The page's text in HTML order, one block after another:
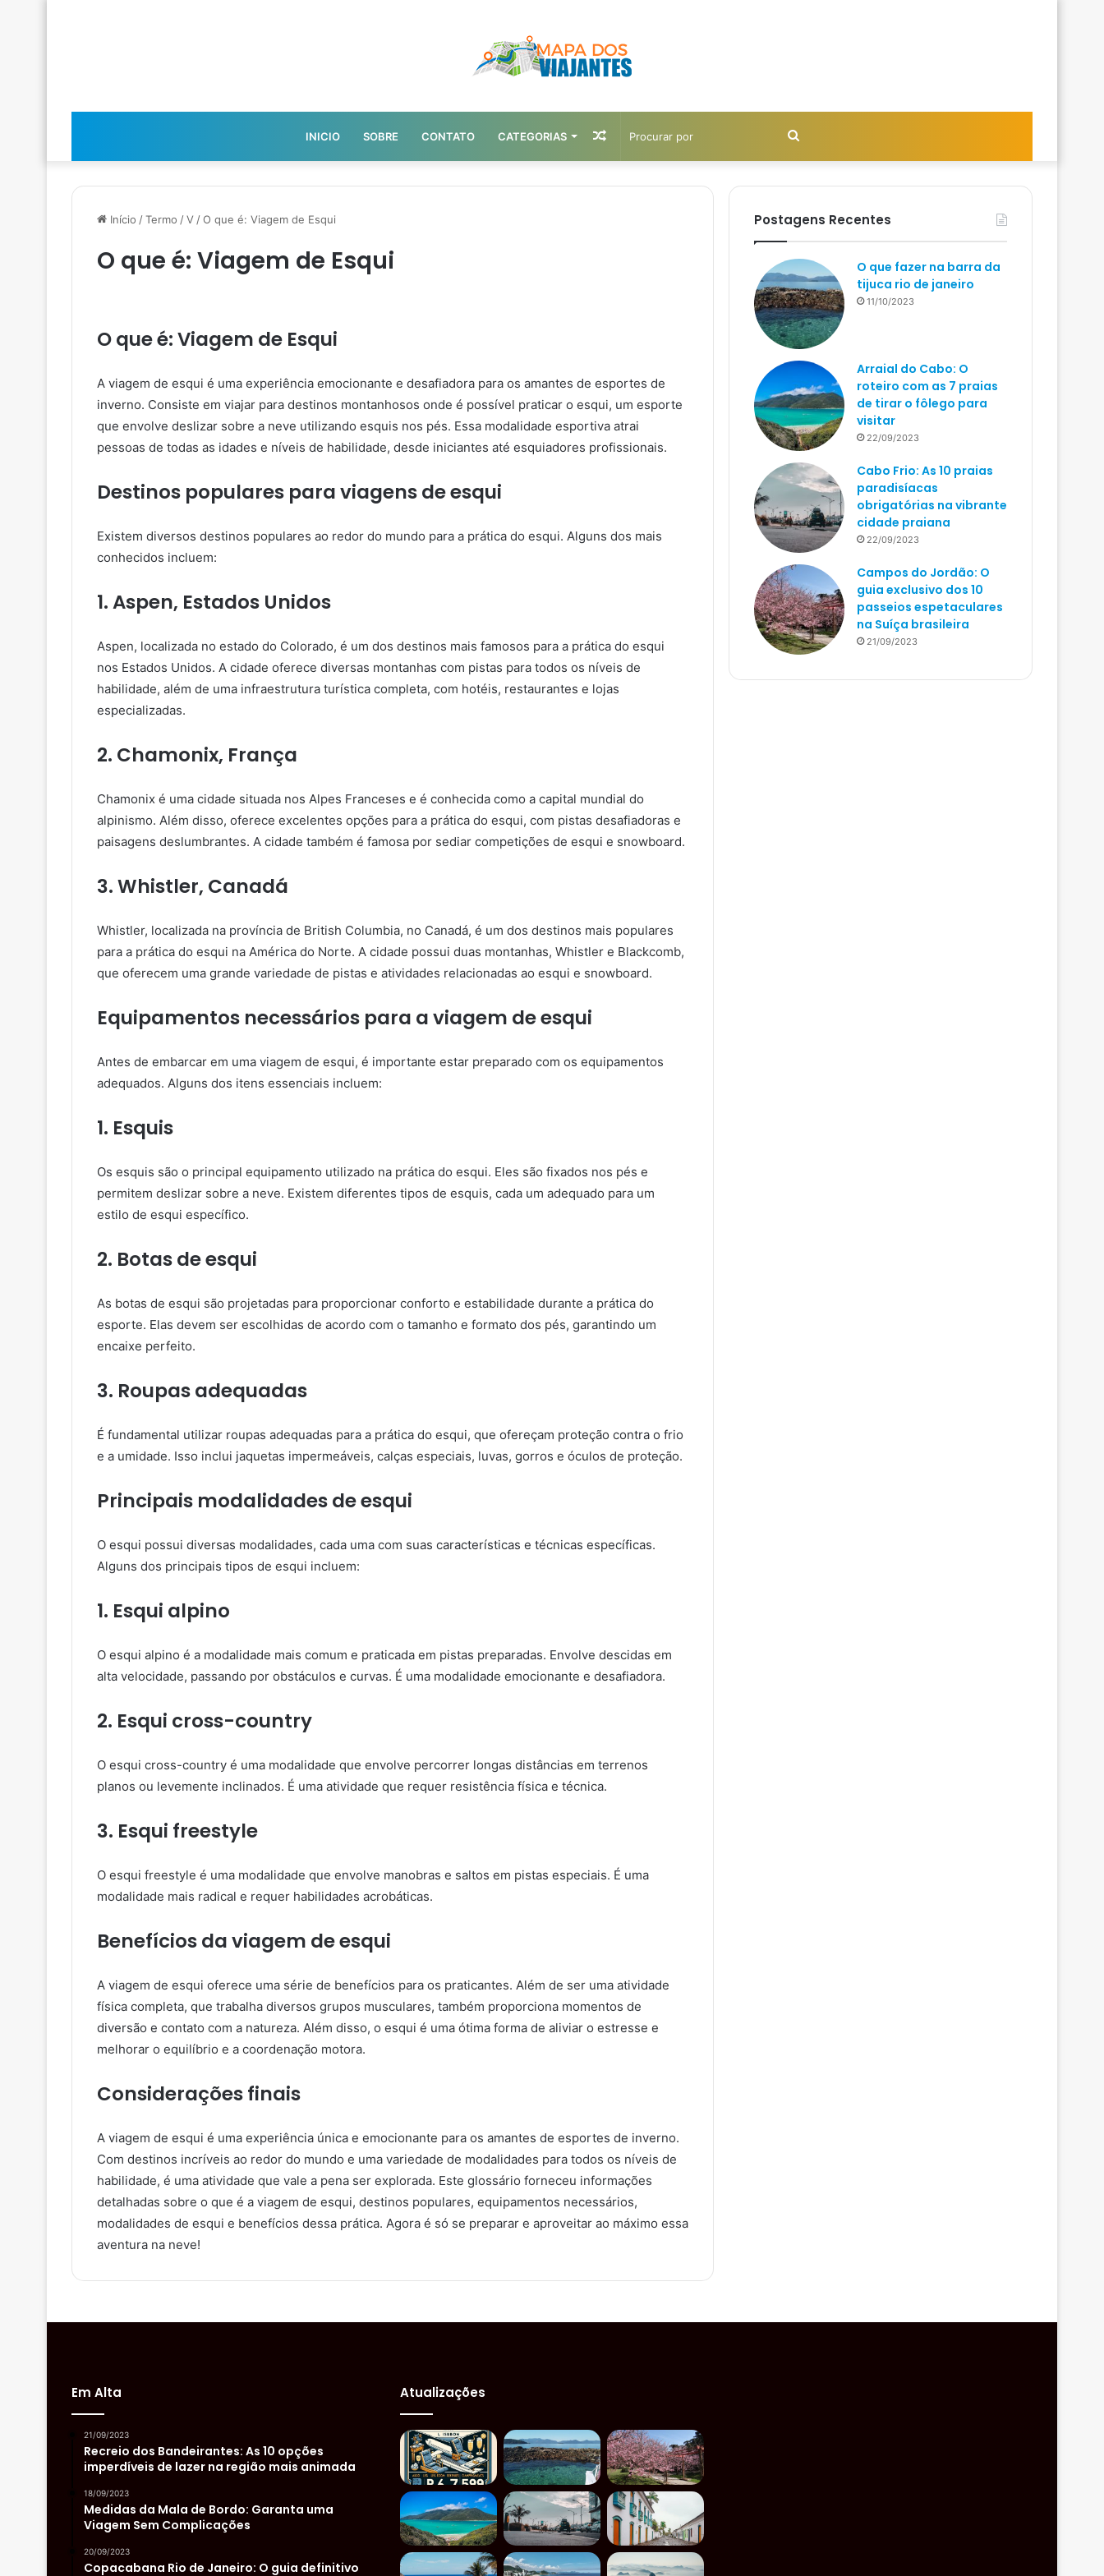
INICIO SOBRE CONTATO CATEGORIAS Procurar
por
Artigo
aleatório
Início /Termo /V /O que é: Viagem de Esqui
O que é: Viagem de Esqui
O que é: Viagem de Esqui
A viagem de esqui é uma experiência emocionante e desafiadora para os amantes de esportes de
inverno. Consiste em viajar para destinos montanhosos onde é possível praticar o esqui, um esporte
que envolve deslizar sobre a neve utilizando esquis nos pés. Essa modalidade esportiva atrai
pessoas de todas as idades e níveis de habilidade, desde iniciantes até esquiadores profissionais.
Destinos populares para viagens de esqui
Existem diversos destinos populares ao redor do mundo para a prática do esqui. Alguns dos mais
conhecidos incluem:
1. Aspen, Estados Unidos
Aspen, localizada no estado do Colorado, é um dos destinos mais famosos para a prática do esqui
nos Estados Unidos. A cidade oferece diversas montanhas com pistas para todos os níveis de
habilidade, além de uma infraestrutura turística completa, com hotéis, restaurantes e lojas
especializadas.
2. Chamonix, França
Chamonix é uma cidade situada nos Alpes Franceses e é conhecida como a capital mundial do
alpinismo. Além disso, oferece excelentes opções para a prática do esqui, com pistas desafiadoras e
paisagens deslumbrantes. A cidade também é famosa por sediar competições de esqui e snowboard.
3. Whistler, Canadá
Whistler, localizada na província de British Columbia, no Canadá, é um dos destinos mais populares
para a prática do esqui na América do Norte. A cidade possui duas montanhas, Whistler e Blackcomb,
que oferecem uma grande variedade de pistas e atividades relacionadas ao esqui e snowboard.
Equipamentos necessários para a viagem de esqui
Antes de embarcar em uma viagem de esqui, é importante estar preparado com os equipamentos
adequados. Alguns dos itens essenciais incluem:
1. Esquis
Os esquis são o principal equipamento utilizado na prática do esqui. Eles são fixados nos pés e
permitem deslizar sobre a neve. Existem diferentes tipos de esquis, cada um adequado para um
estilo de esqui específico.
2. Botas de esqui
As botas de esqui são projetadas para proporcionar conforto e estabilidade durante a prática do
esporte. Elas devem ser escolhidas de acordo com o tamanho e formato dos pés, garantindo um
encaixe perfeito.
3. Roupas adequadas
É fundamental utilizar roupas adequadas para a prática do esqui, que ofereçam proteção contra o frio
e a umidade. Isso inclui jaquetas impermeáveis, calças especiais, luvas, gorros e óculos de proteção.
Principais modalidades de esqui
O esqui possui diversas modalidades, cada uma com suas características e técnicas específicas.
Alguns dos principais tipos de esqui incluem:
1. Esqui alpino
O esqui alpino é a modalidade mais comum e praticada em pistas preparadas. Envolve descidas em
alta velocidade, passando por obstáculos e curvas. É uma modalidade emocionante e desafiadora.
2. Esqui cross-country
O esqui cross-country é uma modalidade que envolve percorrer longas distâncias em terrenos
planos ou levemente inclinados. É uma atividade que requer resistência física e técnica.
3. Esqui freestyle
O esqui freestyle é uma modalidade que envolve manobras e saltos em pistas especiais. É uma
modalidade mais radical e requer habilidades acrobáticas.
Benefícios da viagem de esqui
A viagem de esqui oferece uma série de benefícios para os praticantes. Além de ser uma atividade
física completa, que trabalha diversos grupos musculares, também proporciona momentos de
diversão e contato com a natureza. Além disso, o esqui é uma ótima forma de aliviar o estresse e
melhorar o equilíbrio e a coordenação motora.
Considerações finais
A viagem de esqui é uma experiência única e emocionante para os amantes de esportes de inverno.
Com destinos incríveis ao redor do mundo e uma variedade de modalidades para todos os níveis de
habilidade, é uma atividade que vale a pena ser explorada. Este glossário forneceu informações
detalhadas sobre o que é a viagem de esqui, destinos populares, equipamentos necessários,
modalidades de esqui e benefícios dessa prática. Agora é só se preparar e aproveitar ao máximo essa
aventura na neve!
Postagens Recentes
O que fazer na barra da
tijuca rio de janeiro
11/10/2023
Arraial do Cabo: O
roteiro com as 7 praias
de tirar o fôlego para
visitar
22/09/2023
Cabo Frio: As 10 praias
paradisíacas
obrigatórias na vibrante
cidade praiana
22/09/2023
Campos do Jordão: O
guia exclusivo dos 10
passeios espetaculares
na Suíça brasileira
21/09/2023
Em Alta
21/09/2023
Recreio dos Bandeirantes: As 10 opções
imperdíveis de lazer na região mais animada
18/09/2023
Medidas da Mala de Bordo: Garanta uma
Viagem Sem Complicações
20/09/2023
Copacabana Rio de Janeiro: O guia definitivo
Atualizações